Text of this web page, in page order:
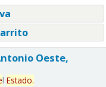
Oeste,
l Estado.